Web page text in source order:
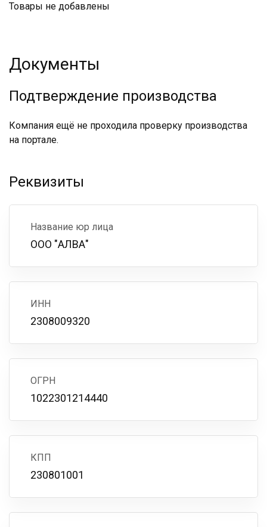
Товары не добавлены
Документы
Подтверждение производства
Компания ещё не проходила проверку производства
на портале.
Реквизиты
Название юр лица
ООО "АЛВА"
ИНН
2308009320
ОГРН
1022301214440
КПП
230801001